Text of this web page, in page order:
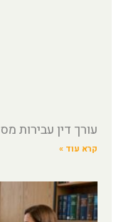
עורך דין עבירות מס
קרא עוד »